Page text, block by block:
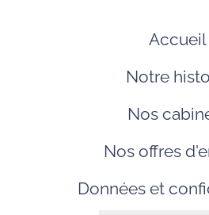
Accueil
Notre
Nos
Nos offres
Données et